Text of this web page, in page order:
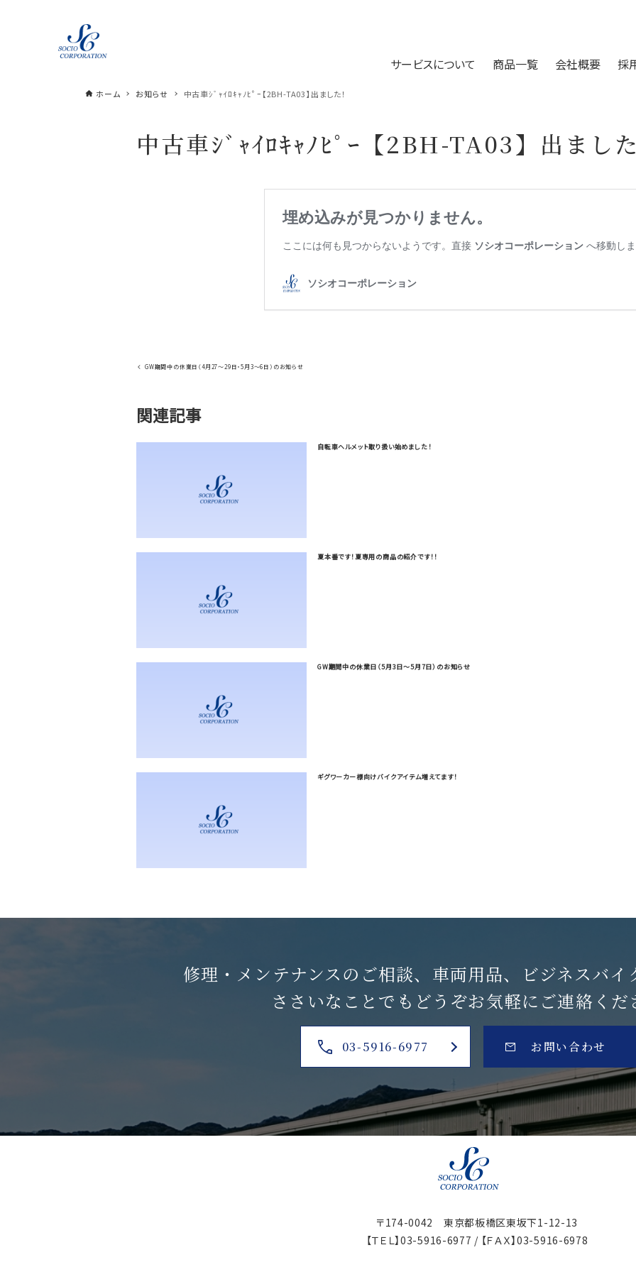
サービスについて 商品一覧 会社概要 採
ホーム お知らせ 中古車ｼﾞｬｲﾛｷｬﾉﾋﾟｰ【2BH-TA03】出ました！
中古車ｼﾞｬｲﾛｷｬﾉﾋﾟｰ【2BH-TA03】出ました
GW期間中の休業日（4月27～29日・5月3～6日）のお知らせ
関連記事
自転車ヘルメット取り扱い始めました！
夏本番です！夏専用の商品の紹介です！！
GW期間中の休業日（5月3日～5月7日）のお知らせ
ギグワーカー様向けバイクアイテム増えてます！
修理・メンテナンスのご相談、 車両用品、ビジネスバイ
ささいなことでも どうぞお気軽にご連絡くだ
03-5916-6977 お問い合わせ
〒174-0042 東京都板橋区東坂下1-12-13
【ＴＥＬ】03-5916-6977 / 【ＦＡＸ】03-5916-6978